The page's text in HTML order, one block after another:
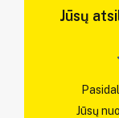
Jūsų
Jūsų